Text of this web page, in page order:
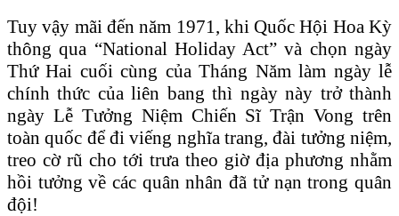
Tuy vậy mãi đến năm 1971, khi Quốc Hội Hoa Kỳ
thông qua “National Holiday Act” và chọn ngày
Thứ Hai cuối cùng của Tháng Năm làm ngày lễ
chính thức của liên bang thì ngày này trở thành
ngày Lễ Tưởng Niệm Chiến Sĩ Trận Vong trên
toàn quốc để đi viếng nghĩa trang, đài tưởng niệm,
treo cờ rũ cho tới trưa theo giờ địa phương nhằm
hồi tưởng về các quân nhân đã tử nạn trong quân
đội!